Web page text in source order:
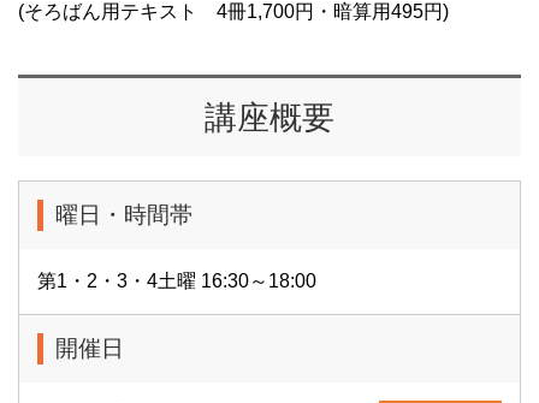
(そろばん用テキスト 4冊1,700円・暗算用495円)
講座概要
曜日・時間帯
第1・2・3・4土曜 16:30～18:00
開催日